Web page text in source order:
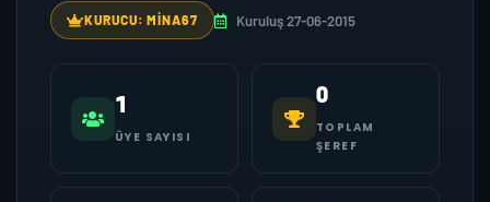
KURUCU: MINA67 Kuruluş 27-06-2015
1
ÜYE SAYISI
0
TOPLAM
ŞEREF